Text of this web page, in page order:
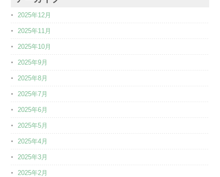
2025年12月
2025年11月
2025年10月
2025年9月
2025年8月
2025年7月
2025年6月
2025年5月
2025年4月
2025年3月
2025年2月